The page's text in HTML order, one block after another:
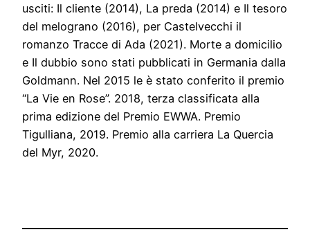
usciti: Il cliente (2014), La preda (2014) e Il tesoro
del melograno (2016), per Castelvecchi il
romanzo Tracce di Ada (2021). Morte a domicilio
e Il dubbio sono stati pubblicati in Germania dalla
Goldmann. Nel 2015 le è stato conferito il premio
“La Vie en Rose”. 2018, terza classificata alla
prima edizione del Premio EWWA. Premio
Tigulliana, 2019. Premio alla carriera La Quercia
del Myr, 2020.